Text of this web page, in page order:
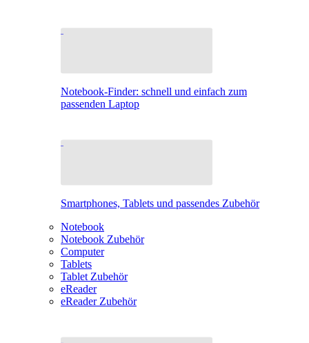
Notebook-Finder: schnell und einfach zum
passenden Laptop
Smartphones, Tablets und passendes Zubehör
Notebook
Notebook Zubehör
Computer
Tablets
Tablet Zubehör
eReader
eReader Zubehör